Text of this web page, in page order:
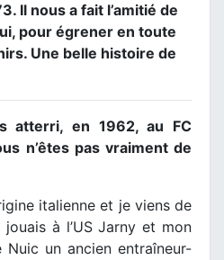
Il nous a fait l’amitié de
pour égrener en toute
Une belle histoire de
atterri, en 1962, au FC
n’êtes pas vraiment de
italienne et je viens de
jouais à l’US Jarny et mon
Nuic un ancien entraîneur-